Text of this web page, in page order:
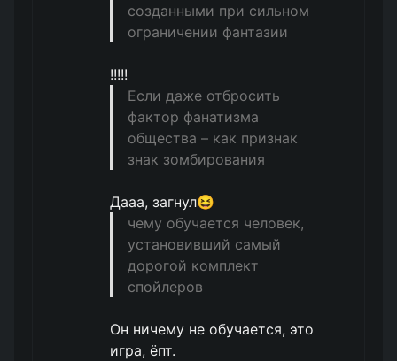
созданными при сильном
ограничении фантазии
!!!!!
Если даже отбросить
фактор фанатизма
общества – как признак
знак зомбирования
Дааа, загнул😆
чему обучается человек,
установивший самый
дорогой комплект
спойлеров
Он ничему не обучается, это
игра, ёпт.